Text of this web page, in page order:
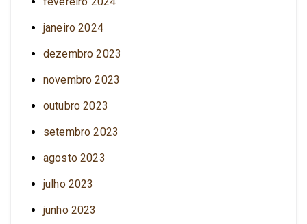
janeiro 2024
dezembro 2023
novembro 2023
outubro 2023
setembro 2023
agosto 2023
julho 2023
junho 2023